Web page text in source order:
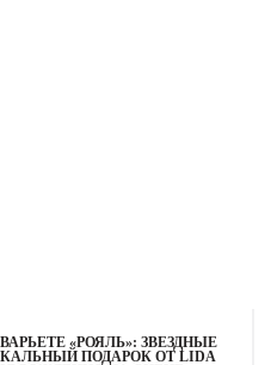
«РОЯЛЬ»: ЗВЕЗДНЫЕ
ПОДАРОК ОТ LIDA